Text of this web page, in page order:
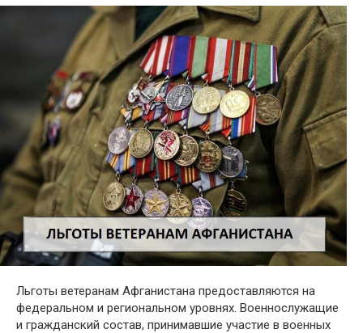
Льготы ветеранам Афганистана предоставляются на
федеральном и региональном уровнях. Военнослужащие
и гражданский состав, принимавшие участие в военных